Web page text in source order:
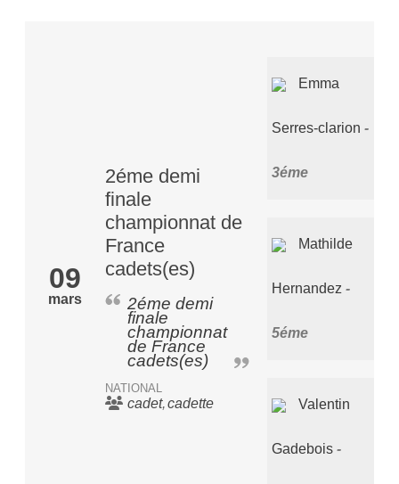
09
mars
2éme demi
finale
championnat de
France
cadets(es)
2éme demi
finale
championnat
de France
cadets(es)
NATIONAL
cadet cadette
Emma
Serres-clarion
3éme
Mathilde
Hernandez
5éme
Valentin
Gadebois